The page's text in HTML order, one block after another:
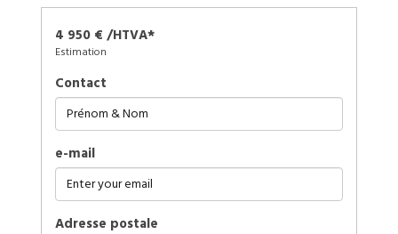
4 950 € /HTVA*
Estimation
Contact
e-mail
Adresse postale